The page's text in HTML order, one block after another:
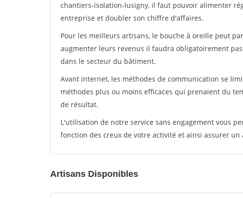
chantiers-isolation-lusigny, il faut pouvoir alimenter
entreprise et doubler son chiffre d'affaires.
Pour les meilleurs artisans, le bouche à oreille peut
augmenter leurs revenus il faudra obligatoirement
dans le secteur du bâtiment.
Avant internet, les méthodes de communication se
méthodes plus ou moins efficaces qui prenaient du
de résultat.
L'utilisation de notre service sans engagement vous
fonction des creux de votre activité et ainsi assurer un
Artisans Disponibles